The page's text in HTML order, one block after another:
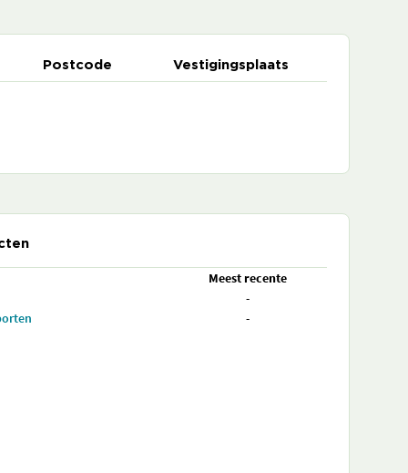
Postcode Vestigingsplaats
Meest recente
-
-